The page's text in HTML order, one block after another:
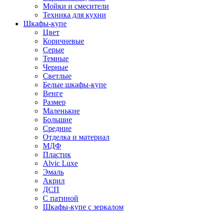
Мойки и смесители
Техника для кухни
Шкафы-купе
Цвет
Коричневые
Серые
Темные
Черные
Светлые
Белые шкафы-купе
Венге
Размер
Маленькие
Большие
Средние
Отделка и материал
МДФ
Пластик
Alvic Luxe
Эмаль
Акрил
ДСП
С патиной
Шкафы-купе с зеркалом